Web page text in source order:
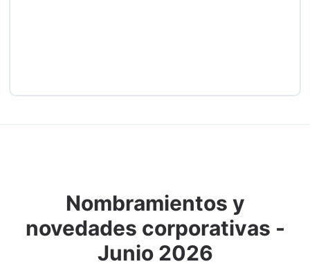
Nombramientos y
novedades corporativas -
Junio 2026